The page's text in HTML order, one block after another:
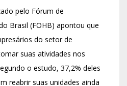
pelo Fórum de
Brasil (FOHB) apontou que
do setor de
suas atividades nos
o estudo, 37,2% deles
reabrir suas unidades ainda